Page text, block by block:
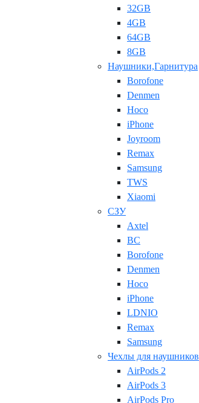
32GB
4GB
64GB
8GB
Наушники,Гарнитура
Borofone
Denmen
Hoco
iPhone
Joyroom
Remax
Samsung
TWS
Xiaomi
СЗУ
Axtel
BC
Borofone
Denmen
Hoco
iPhone
LDNIO
Remax
Samsung
Чехлы для наушников
AirPods 2
AirPods 3
AirPods Pro